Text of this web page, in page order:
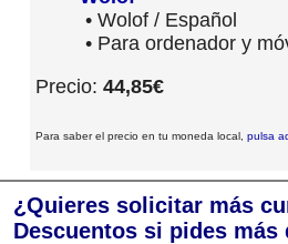
• Wolof / Español
• Para ordenador y
Precio: 44,85€
Para saber el precio en tu moneda local, pulsa
¿Quieres solicitar más
Descuentos si pides más